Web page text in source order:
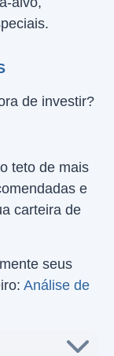
de investir?
teto de mais
e
carteira de
seus
Análise de